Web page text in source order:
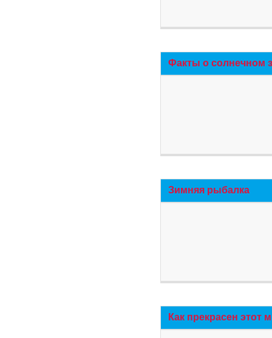
Факты о солнечном
Зимняя рыбалка
Как прекрасен этот